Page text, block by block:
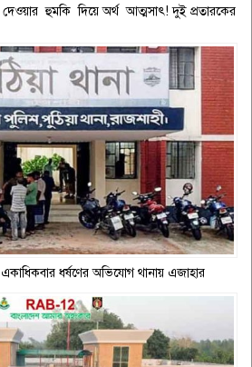
দেওয়ার হুমকি দিয়ে অর্থ আত্মসাৎ! দুই প্রতারকের
ধর্ষণের অভিযোগ থানায় এজাহার